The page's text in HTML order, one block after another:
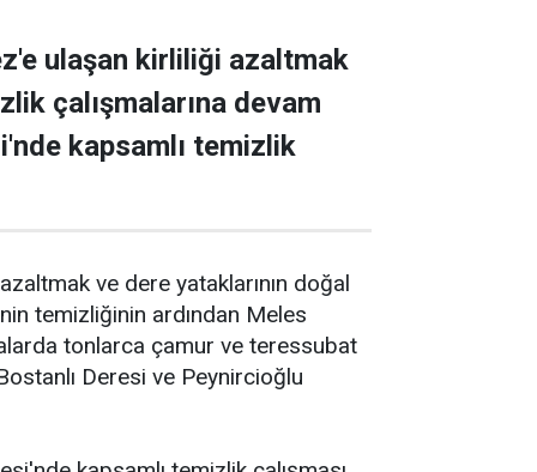
ulaşan kirliliği azaltmak
çalışmalarına devam
kapsamlı temizlik
ve dere yataklarının doğal
temizliğinin ardından Meles
tonlarca çamur ve teressubat
Deresi ve Peynircioğlu